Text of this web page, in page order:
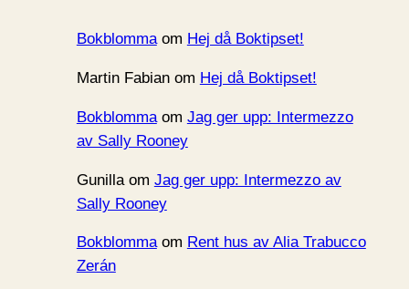
Bokblommaom Hej då Boktipset!
Martin Fabianom Hej då Boktipset!
Bokblommaom Jag ger upp: Intermezzo
av Sally Rooney
Gunillaom Jag ger upp: Intermezzo av
Sally Rooney
Bokblommaom Rent hus av Alia Trabucco
Zerán